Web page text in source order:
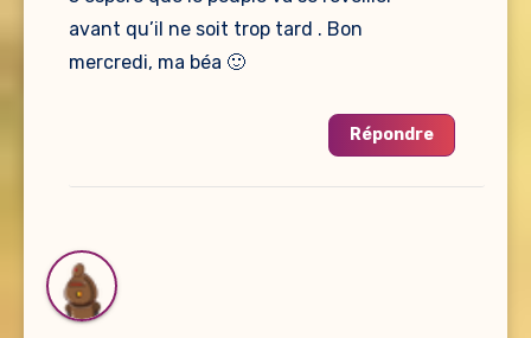
avant qu’il ne soit trop tard . Bon
mercredi, ma béa 🙂
Répondre